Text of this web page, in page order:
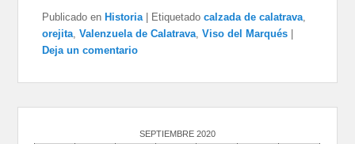
Publicado en Historia Etiquetado calzada de calatrava,
orejita,Valenzuela de Calatrava,Viso del Marqués
Deja un comentario
SEPTIEMBRE 2020